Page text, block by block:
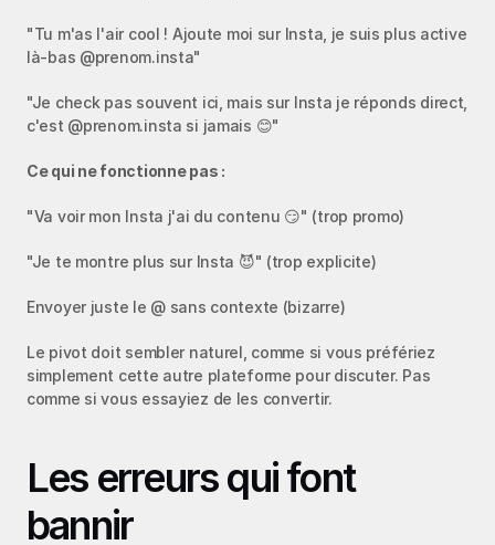
"Tu m'as l'air cool ! Ajoute moi sur Insta, je suis plus active
là-bas @prenom.insta"
"Je check pas souvent ici, mais sur Insta je réponds direct,
c'est @prenom.insta si jamais 😊"
Ce qui ne fonctionne pas :
"Va voir mon Insta j'ai du contenu 😏" (trop promo)
"Je te montre plus sur Insta 😈" (trop explicite)
Envoyer juste le @ sans contexte (bizarre)
Le pivot doit sembler naturel, comme si vous préfériez
simplement cette autre plateforme pour discuter. Pas
comme si vous essayiez de les convertir.
Les erreurs qui font
bannir